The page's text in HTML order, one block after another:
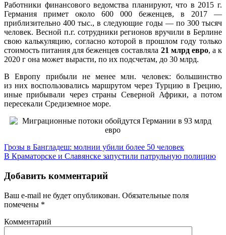
Работники финансового ведомства планируют, что в 2015 г.
Германия примет около 600 000 беженцев, в 2017 —
приблизительно 400 тыс., в следующие годы — по 300 тысяч
человек. Весной п.г. сотрудники регионов вручили в Берлине
свою калькуляцию, согласно которой в прошлом году только
стоимость питания для беженцев составляла 21 млрд евро, а к
2020 г она может вырасти, по их подсчетам, до 30 млрд.
В Европу прибыли не менее млн. человек: большинство
из них воспользовались маршрутом через Турцию в Грецию,
иные прибывали через страны Северной Африки, а потом
пересекали Средиземное море.
Грозы в Бангладеш: молнии убили более 50 человек
В Краматорске и Славянске запустили патрульную полицию
Добавить комментарий
Ваш e-mail не будет опубликован. Обязательные поля
помечены *
Комментарий